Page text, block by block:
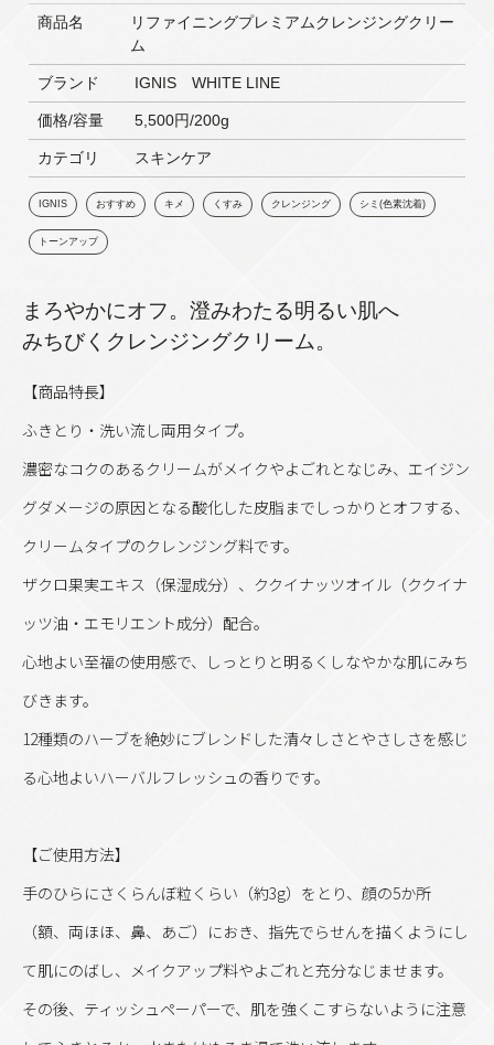
商品名
リファイニングプレミアムクレンジングクリー
ム
ブランド IGNIS WHITE LINE
価格/容量 5,500円/200g
カテゴリ スキンケア
IGNIS おすすめ キメ くすみ クレンジング シミ(色素沈着)
トーンアップ
まろやかにオフ。澄みわたる明るい肌へ
みちびくクレンジングクリーム。
【商品特長】
ふきとり・洗い流し両用タイプ。
濃密なコクのあるクリームがメイクやよごれとなじみ、エイジン
グダメージの原因となる酸化した皮脂までしっかりとオフする、
クリームタイプのクレンジング料です。
ザクロ果実エキス（保湿成分）、ククイナッツオイル（ククイナ
ッツ油・エモリエント成分）配合。
心地よい至福の使用感で、しっとりと明るくしなやかな肌にみち
びきます。
12種類のハーブを絶妙にブレンドした清々しさとやさしさを感じ
る心地よいハーバルフレッシュの香りです。
【ご使用方法】
手のひらにさくらんぼ粒くらい（約3g）をとり、顔の5か所
（額、両ほほ、鼻、あご）におき、指先でらせんを描くようにし
て肌にのばし、メイクアップ料やよごれと充分なじませます。
その後、ティッシュペーパーで、肌を強くこすらないように注意